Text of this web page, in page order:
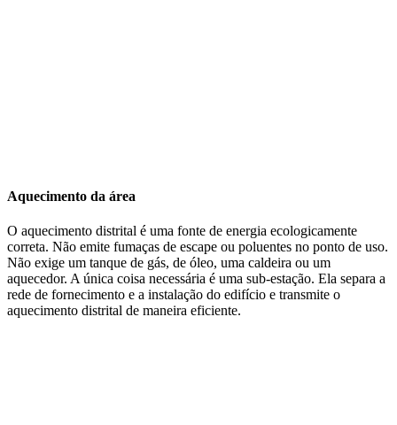
Aquecimento da área
O aquecimento distrital é uma fonte de energia ecologicamente
correta. Não emite fumaças de escape ou poluentes no ponto de uso.
Não exige um tanque de gás, de óleo, uma caldeira ou um
aquecedor. A única coisa necessária é uma sub-estação. Ela separa a
rede de fornecimento e a instalação do edifício e transmite o
aquecimento distrital de maneira eficiente.